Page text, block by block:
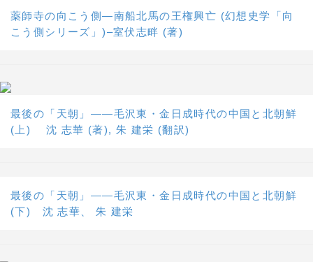
薬師寺の向こう側―南船北馬の王権興亡 (幻想史学「向
こう側シリーズ」)–室伏志畔 (著)
最後の「天朝」――毛沢東・金日成時代の中国と北朝鮮
(上) 沈 志華 (著), 朱 建栄 (翻訳)
最後の「天朝」――毛沢東・金日成時代の中国と北朝鮮
(下) 沈 志華、 朱 建栄